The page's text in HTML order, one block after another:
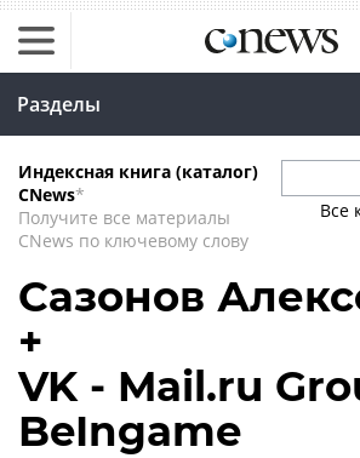
Разделы
Индексная книга (каталог)
CNews*
Получите все материалы
CNews по ключевому слову
Все
Сазонов
+
VK - Mail.ru
BeIngame